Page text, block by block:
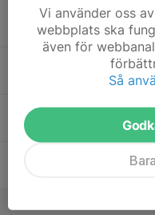
Tor
Vi använder oss
webbplats ska
även för
Så